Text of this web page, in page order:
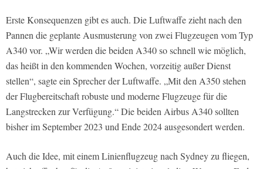
Erste Konsequenzen gibt es auch. Die Luftwaffe zieht nach den
Pannen die geplante Ausmusterung von zwei Flugzeugen vom Typ
A340 vor. „Wir werden die beiden A340 so schnell wie möglich,
das heißt in den kommenden Wochen, vorzeitig außer Dienst
stellen“, sagte ein Sprecher der Luftwaffe. „Mit den A350 stehen
der Flugbereitschaft robuste und moderne Flugzeuge für die
Langstrecken zur Verfügung.“ Die beiden Airbus A340 sollten
bisher im September 2023 und Ende 2024 ausgesondert werden.
Auch die Idee, mit einem Linienflugzeug nach Sydney zu fliegen,